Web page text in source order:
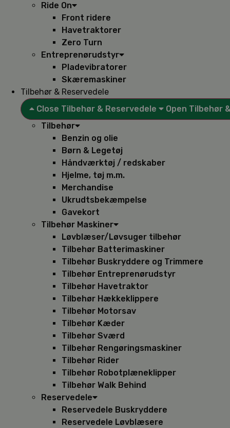
Ride On
Front ridere
Havetraktorer
Zero Turn
Entreprenørudstyr
Pladevibratorer
Skæremaskiner
Tilbehør & Reservedele
Close Tilbehør & Reservedele
Open Tilbehør
Tilbehør
Benzin og olie
Børn & Legetøj
Håndværktøj / redskaber
Hjelme, tøj m.m.
Merchandise
Ukrudtsbekæmpelse
Gavekort
Tilbehør Maskiner
Løvblæser/Løvsuger tilbehør
Tilbehør Batterimaskiner
Tilbehør Buskryddere og Trimmere
Tilbehør Entreprenørudstyr
Tilbehør Havetraktor
Tilbehør Hækkeklippere
Tilbehør Motorsav
Tilbehør Kæder
Tilbehør Sværd
Tilbehør Rengøringsmaskiner
Tilbehør Rider
Tilbehør Robotplæneklipper
Tilbehør Walk Behind
Reservedele
Reservedele Buskryddere
Reservedele Løvblæsere